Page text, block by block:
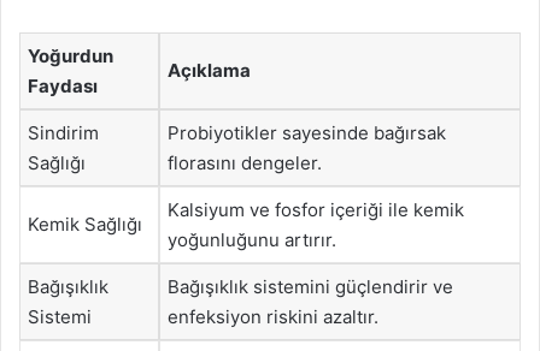
Yoğurdun
Faydası
Açıklama
Sindirim
Sağlığı
Probiyotikler sayesinde bağırsak
florasını dengeler.
Kemik Sağlığı
Kalsiyum ve fosfor içeriği ile kemik
yoğunluğunu artırır.
Bağışıklık
Sistemi
Bağışıklık sistemini güçlendirir ve
enfeksiyon riskini azaltır.